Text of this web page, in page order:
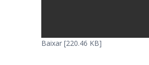
Baixar [220.46 KB]